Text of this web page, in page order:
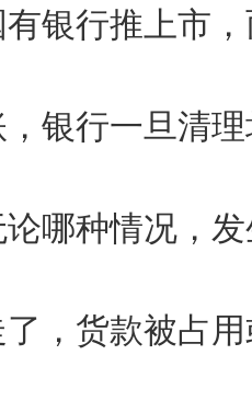
银行推上市
银行一旦清
哪种情况，
，货款被占